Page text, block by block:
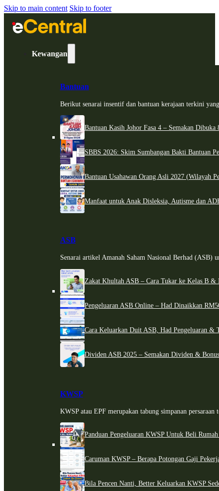
Skip to main content Skip to footer
Kewangan
Bantuan
Berikut senarai insentif dan bantuan kerajaan terkini
Bantuan Kasih Johor Fasa 4 – Semakan
SBBS 2026: Skim Sumbangan Bakti Bantuan
Bantuan Usahawan Orang Asli 2027 (Wilayah
Manfaat untuk Anak Disleksia, Autisme dan
ASB
Senarai artikel Amanah Saham Nasional Berhad (ASB)
Zakat Khultah ASB – Cara Tukar ke Kelas B &
Pengeluaran ASB Online – Had Dinaikkan
Cara Keluarkan Duit ASB, Had Pengeluaran &
Dividen ASB 2025 – Semakan Dividen &
KWSP
KWSP atau EPF merupakan tabung simpanan persaraan
Panduan Pengeluaran KWSP Untuk Beli
Caruman KWSP – Berapa Potongan Gaji
Bila Pencen Nanti, Better Keluarkan KWSP